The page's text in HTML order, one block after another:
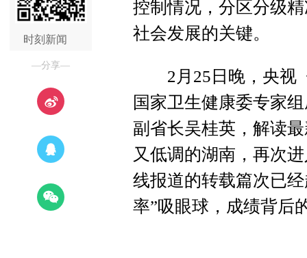
时刻新闻
—分享—
控制情况，分区分级
社会发展的关键。
2月25日晚，央视《
国家卫生健康委专家
副省长吴桂英，解读
又低调的湖南，再次
线报道的转载篇次已
率”吸眼球，成绩背后